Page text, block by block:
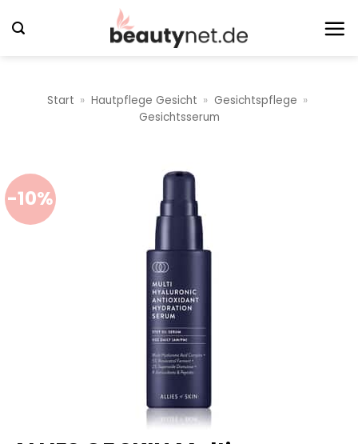
Inhalt
Start » Hautpflege Gesicht » Gesichtspflege »
Gesichtsserum
-10%